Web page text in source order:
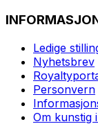
Ledige
Nyhetsbrev
Personvern
Om kunstig